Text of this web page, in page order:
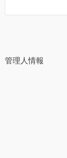
管理人情報